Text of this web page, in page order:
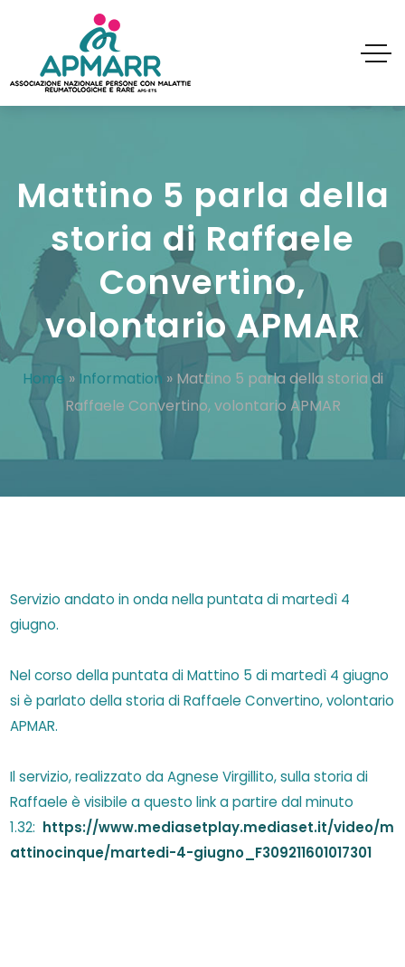
Mattino 5 parla della
storia di Raffaele
Convertino,
volontario APMAR
Home » Information » Mattino 5 parla della storia di
Raffaele Convertino, volontario APMAR
Servizio andato in onda nella puntata di martedì 4
giugno.
Nel corso della puntata di Mattino 5 di martedì 4 giugno
si è parlato della storia di Raffaele Convertino, volontario
APMAR.
Il servizio, realizzato da Agnese Virgillito, sulla storia di
Raffaele è visibile a questo link a partire dal minuto
1.32: https://www.mediasetplay.mediaset.it/video/m
attinocinque/martedi-4-giugno_F309211601017301